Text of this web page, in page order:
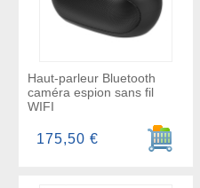
Haut-parleur Bluetooth
caméra espion sans fil
WIFI
175,50 €